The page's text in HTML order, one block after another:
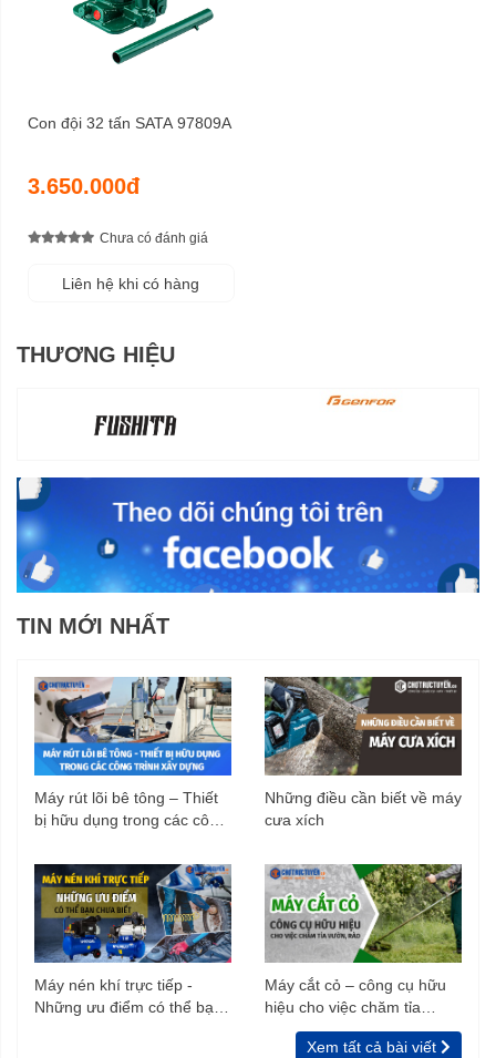
Con đội 32 tấn SATA 97809A
3.650.000đ
Chưa có đánh giá
Liên hệ khi có hàng
THƯƠNG HIỆU
TIN MỚI NHẤT
Máy rút lõi bê tông – Thiết
bị hữu dụng trong các công
Những điều cần biết về máy
cưa xích
Máy nén khí trực tiếp -
Những ưu điểm có thể bạn
Máy cắt cỏ – công cụ hữu
hiệu cho việc chăm tỉa
vườn, rào
Xem tất cả bài viết